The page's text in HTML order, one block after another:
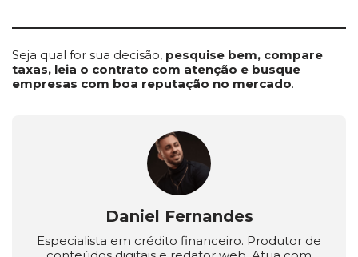
Seja qual for sua decisão, pesquise bem, compare
taxas, leia o contrato com atenção e busque
empresas com boa reputação no mercado.
Daniel Fernandes
Especialista em crédito financeiro. Produtor de